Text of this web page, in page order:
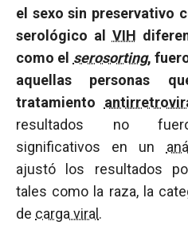
el sexo sin preservativo
serológico al VIH
como el serosorting,
aquellas personas
tratamiento
resultados no
significativos en un
ajustó los resultados
tales como la raza, la
de carga viral .